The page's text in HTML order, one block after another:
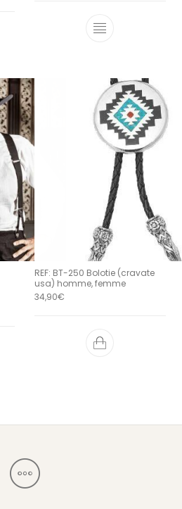
a plusieurs variations.
Ce produit a
: 67,00€ à 74,00€
a plusieurs variations.
REF: BT-250 Bolotie (cravate
usa) homme, femme
34,90€